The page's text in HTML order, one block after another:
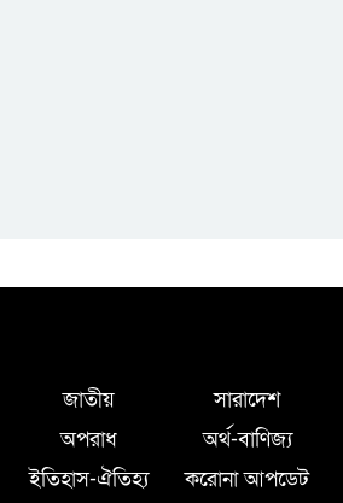
জাতীয়
সারাদেশ
অপরাধ
অর্থ-বাণিজ্য
ইতিহাস-ঐতিহ্য
করোনা আপডেট